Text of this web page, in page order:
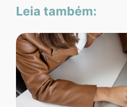
Leia também: